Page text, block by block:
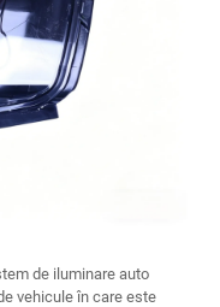
de iluminare auto
vehicule în care este